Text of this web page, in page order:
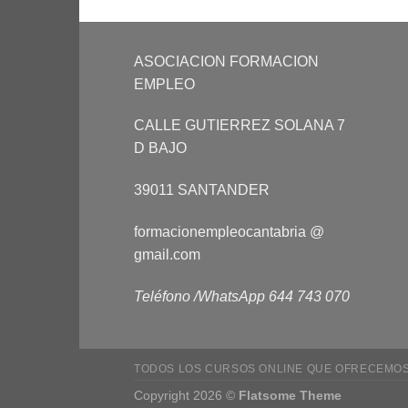
ASOCIACION FORMACION
EMPLEO
CALLE GUTIERREZ SOLANA 7
D BAJO
39011 SANTANDER
formacionempleocantabria @
gmail.com
Teléfono /WhatsApp 644 743 070
TODOS LOS CURSOS ONLINE QUE
Copyright 2026 © Flatsome Theme